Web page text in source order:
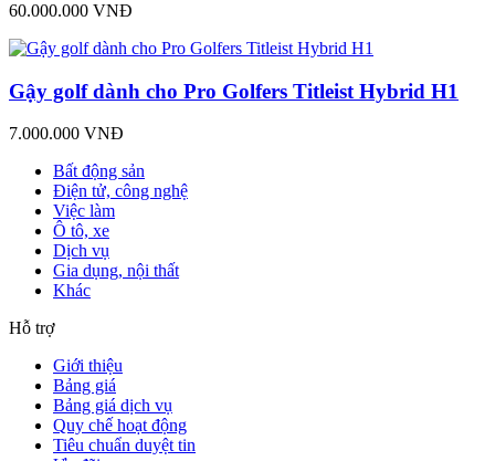
60.000.000 VNĐ
Gậy golf dành cho Pro Golfers Titleist Hybrid H1
7.000.000 VNĐ
Bất động sản
Điện tử, công nghệ
Việc làm
Ô tô, xe
Dịch vụ
Gia dụng, nội thất
Khác
Hỗ trợ
Giới thiệu
Bảng giá
Bảng giá dịch vụ
Quy chế hoạt động
Tiêu chuẩn duyệt tin